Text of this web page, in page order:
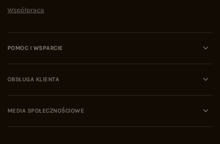
Współpraca
POMOC I WSPARCIE
OBSŁUGA KLIENTA
MEDIA SPOŁECZNOŚCIOWE